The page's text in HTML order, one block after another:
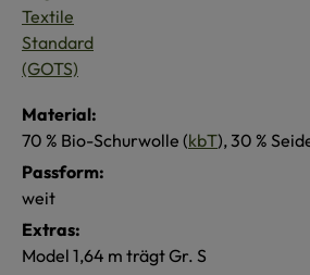
Material:
70 % Bio-Schurwolle (kbT), 30 %
Passform:
weit
Extras:
Model 1,64 m trägt Gr. S